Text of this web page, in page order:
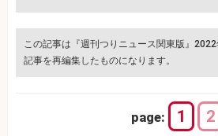
この記事は『週刊つりニュース関東版』
記事を再編集したものになります。
page: 1 2